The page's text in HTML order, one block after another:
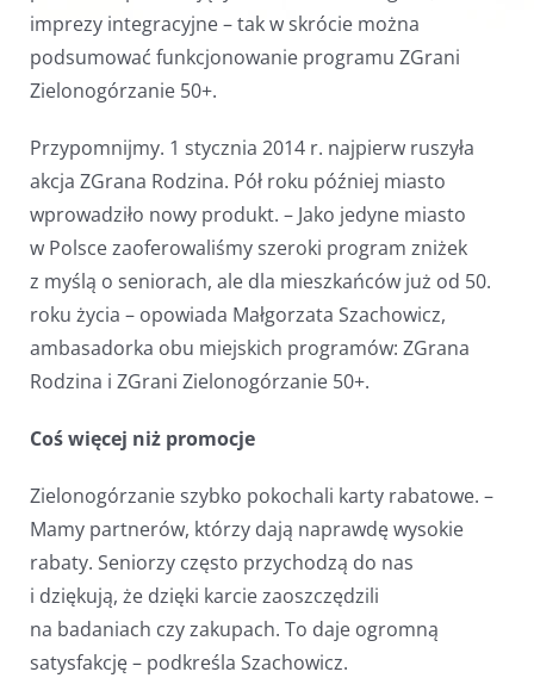
imprezy integracyjne – tak w skrócie można
podsumować funkcjonowanie programu ZGrani
Zielonogórzanie 50+.
Przypomnijmy. 1 stycznia 2014 r. najpierw ruszyła
akcja ZGrana Rodzina. Pół roku później miasto
wprowadziło nowy produkt. – Jako jedyne miasto
w Polsce zaoferowaliśmy szeroki program zniżek
z myślą o seniorach, ale dla mieszkańców już od 50.
roku życia – opowiada Małgorzata Szachowicz,
ambasadorka obu miejskich programów: ZGrana
Rodzina i ZGrani Zielonogórzanie 50+.
Coś więcej niż promocje
Zielonogórzanie szybko pokochali karty rabatowe. –
Mamy partnerów, którzy dają naprawdę wysokie
rabaty. Seniorzy często przychodzą do nas
i dziękują, że dzięki karcie zaoszczędzili
na badaniach czy zakupach. To daje ogromną
satysfakcję – podkreśla Szachowicz.